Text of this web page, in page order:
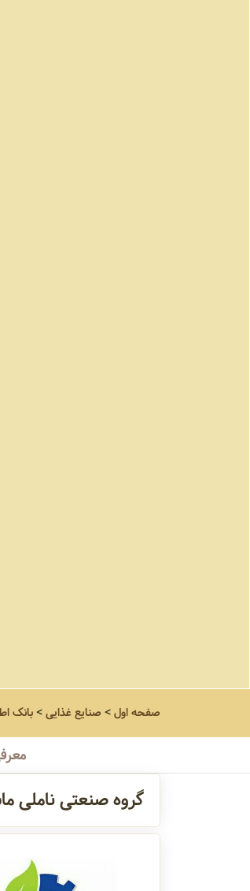
صفحه اول> صنایع غذایی>بانک
گروه صنعتی ناملی